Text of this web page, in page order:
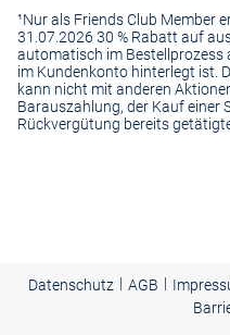
¹Nur als Friends Club Member
31.07.2026 30 % Rabatt auf
automatisch im Bestellprozess
im Kundenkonto hinterlegt ist.
kann nicht mit anderen
Barauszahlung, der Kauf einer
Rückvergütung bereits
Datenschutz | AGB |